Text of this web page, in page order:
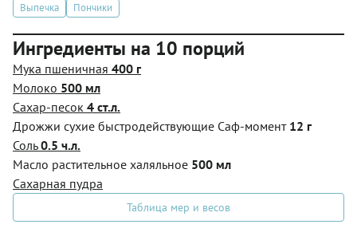
Выпечка Пончики
Ингредиенты на 10 порций
Мука пшеничная 400 г
Молоко 500 мл
Сахар-песок 4 ст.л.
Дрожжи сухие быстродействующие Саф-момент 12 г
Соль0.5 ч.л.
Масло растительное халяльное 500 мл
Сахарная пудра
Таблица мер и весов